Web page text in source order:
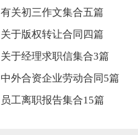
有关初三作文集合五篇
关于版权转让合同四篇
关于经理求职信集合3篇
中外合资企业劳动合同5篇
员工离职报告集合15篇